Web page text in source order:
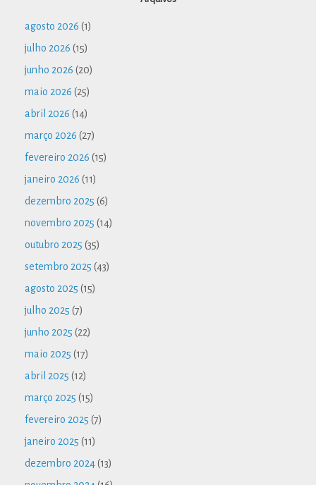
agosto 2026 (1)
julho 2026 (15)
junho 2026 (20)
maio 2026 (25)
abril 2026 (14)
março 2026 (27)
fevereiro 2026 (15)
janeiro 2026 (11)
dezembro 2025 (6)
novembro 2025 (14)
outubro 2025 (35)
setembro 2025 (43)
agosto 2025 (15)
julho 2025 (7)
junho 2025 (22)
maio 2025 (17)
abril 2025 (12)
março 2025 (15)
fevereiro 2025 (7)
janeiro 2025 (11)
dezembro 2024(13)